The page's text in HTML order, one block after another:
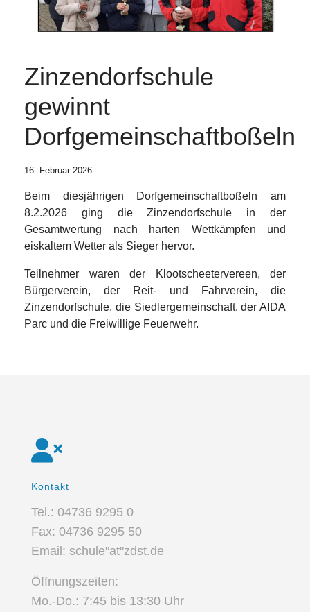
Zinzendorfschule
gewinnt
Dorfgemeinschaftboßeln
16. Februar 2026
Beim diesjährigen Dorfgemeinschaftboßeln am
8.2.2026 ging die Zinzendorfschule in der
Gesamtwertung nach harten Wettkämpfen und
eiskaltem Wetter als Sieger hervor.
Teilnehmer waren der Klootscheetervereen, der
Bürgerverein, der Reit- und Fahrverein, die
Zinzendorfschule, die Siedlergemeinschaft, der AIDA
Parc und die Freiwillige Feuerwehr.
Kontakt
Tel.: 04736 9295 0
Fax: 04736 9295 50
Email: schule"at"zdst.de
Öffnungszeiten:
Mo.-Do.: 7:45 bis 13:30 Uhr